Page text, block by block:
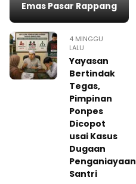
Emas Pasar Rappang
4 MINGGU
LALU
Yayasan
Bertindak
Tegas,
Pimpinan
Ponpes
Dicopot
usai Kasus
Dugaan
Penganiayaan
Santri